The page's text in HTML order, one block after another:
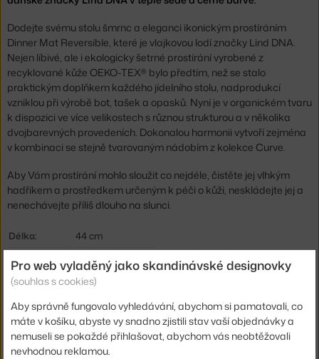
Dodejte svému stolu šmrnc a eleganci ikonickým prostíráním
Dinner Mat Reversible, které je vlajkovou lodí značky Lind DNA.
Nejen líbivé, ale i ekologicky šetrné prostírání vyrobené z
recyklované kůže OEKO-TEX® bylo předtím, než se stalo
praktickým doplňkem každého jídelního stolu, nadprodukcí
vzniklou při výrobě bot, tašek a opasků. Nyní je v organickém tvaru
k dispozici ve více velikostech s různou strukturou a v několika
dvojbarevných provedeních. Dokonalou harmonii vytvoří zejména
v kombinaci se stejně tvarovaným nádobím z kolekce Curve.
Aby Vám prostírání mohlo sloužit co nejdéle, čistěte jej vlhkým
hadříkem a prostředkem určeným k péči o kůži, neskládejte jej a
nenechávejte příliš dlouho na slunci.
Délka:
44 cm
Šířka:
37 cm
Typ / rozměr:
Large
Barva:
černá, světle šedá
Materiál:
kůže
Model:
Double
Pro web vyladěný jako skandinávské designovky
(souhlas s cookies)
Aby správně fungovalo vyhledávání, abychom si pamatovali, co
máte v košíku, abyste vy snadno zjistili stav vaší objednávky a
nemuseli se pokaždé přihlašovat, abychom vás neobtěžovali
nevhodnou reklamou.